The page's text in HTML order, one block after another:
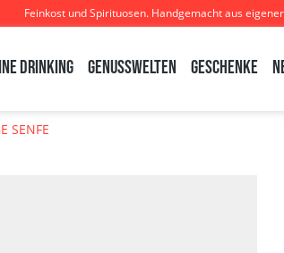
Feinkost und Spirituosen. Handgemacht aus
Drinking Genusswelten Geschenke
SENFE